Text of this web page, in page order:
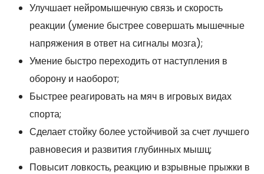
Улучшает нейромышечную связь и скорость
реакции (умение быстрее совершать мышечные
напряжения в ответ на сигналы мозга);
Умение быстро переходить от наступления в
оборону и наоборот;
Быстрее реагировать на мяч в игровых видах
спорта;
Сделает стойку более устойчивой за счет лучшего
равновесия и развития глубинных мышц;
Повысит ловкость, реакцию и взрывные прыжки в